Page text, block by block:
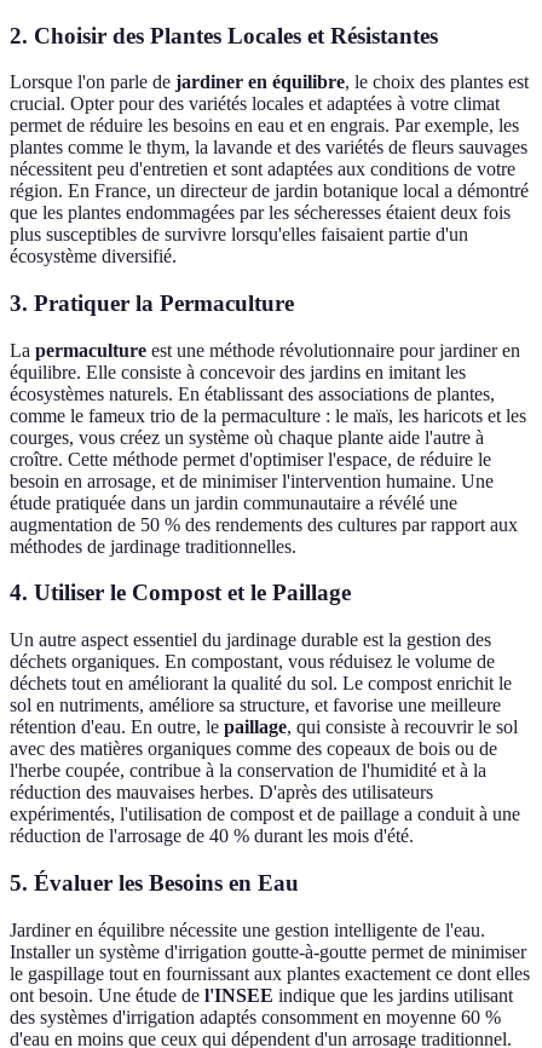
2. Choisir des Plantes Locales et Résistantes
Lorsque l'on parle de jardiner en équilibre, le choix des plantes est
crucial. Opter pour des variétés locales et adaptées à votre climat
permet de réduire les besoins en eau et en engrais. Par exemple, les
plantes comme le thym, la lavande et des variétés de fleurs sauvages
nécessitent peu d'entretien et sont adaptées aux conditions de votre
région. En France, un directeur de jardin botanique local a démontré
que les plantes endommagées par les sécheresses étaient deux fois
plus susceptibles de survivre lorsqu'elles faisaient partie d'un
écosystème diversifié.
3. Pratiquer la Permaculture
La permaculture est une méthode révolutionnaire pour jardiner en
équilibre. Elle consiste à concevoir des jardins en imitant les
écosystèmes naturels. En établissant des associations de plantes,
comme le fameux trio de la permaculture : le maïs, les haricots et les
courges, vous créez un système où chaque plante aide l'autre à
croître. Cette méthode permet d'optimiser l'espace, de réduire le
besoin en arrosage, et de minimiser l'intervention humaine. Une
étude pratiquée dans un jardin communautaire a révélé une
augmentation de 50 % des rendements des cultures par rapport aux
méthodes de jardinage traditionnelles.
4. Utiliser le Compost et le Paillage
Un autre aspect essentiel du jardinage durable est la gestion des
déchets organiques. En compostant, vous réduisez le volume de
déchets tout en améliorant la qualité du sol. Le compost enrichit le
sol en nutriments, améliore sa structure, et favorise une meilleure
rétention d'eau. En outre, le paillage, qui consiste à recouvrir le sol
avec des matières organiques comme des copeaux de bois ou de
l'herbe coupée, contribue à la conservation de l'humidité et à la
réduction des mauvaises herbes. D'après des utilisateurs
expérimentés, l'utilisation de compost et de paillage a conduit à une
réduction de l'arrosage de 40 % durant les mois d'été.
5. Évaluer les Besoins en Eau
Jardiner en équilibre nécessite une gestion intelligente de l'eau.
Installer un système d'irrigation goutte-à-goutte permet de minimiser
le gaspillage tout en fournissant aux plantes exactement ce dont elles
ont besoin. Une étude de l'INSEE indique que les jardins utilisant
des systèmes d'irrigation adaptés consomment en moyenne 60 %
d'eau en moins que ceux qui dépendent d'un arrosage traditionnel.